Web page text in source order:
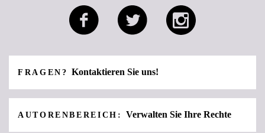
FRAGEN?Kontaktieren Sie uns!
AUTORENBEREICH:Verwalten Sie Ihre Rechte